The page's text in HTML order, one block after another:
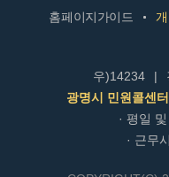
홈페이지가이드
우)14234 |
광명시 민원콜센
· 평일
· 근무